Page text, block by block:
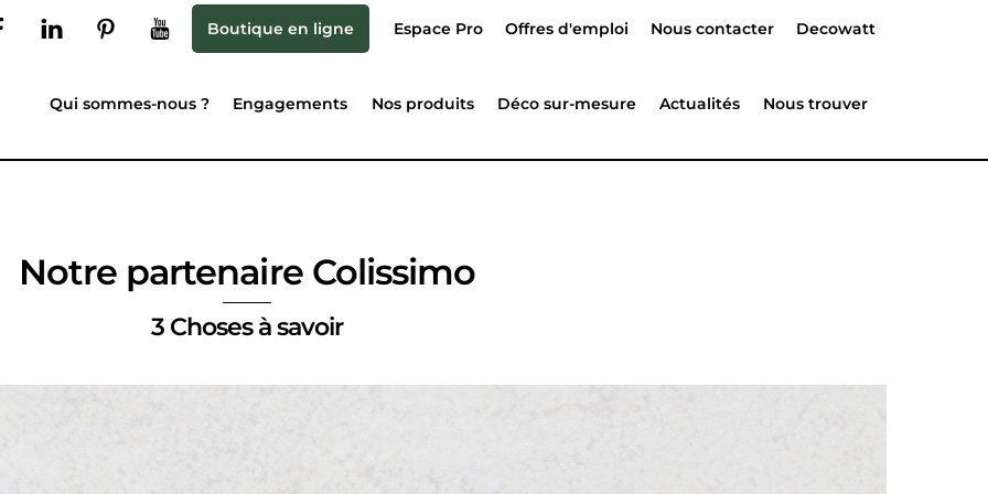
Boutique en ligne Espace Pro Offres d'emploi Nous contacter Decowatt
Qui sommes-nous ? Engagements Nos produits Déco sur-mesure Actualités Nous trouver
Notre partenaire Colissimo
3 Choses à savoir